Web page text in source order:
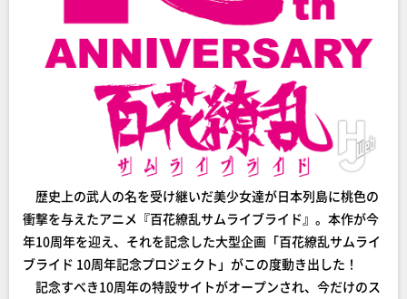
歴史上の武人の名を受け継いだ美少女達が日本列島に桃色の
衝撃を与えたアニメ『百花繚乱サムライブライド』。本作が今
年10周年を迎え、それを記念した大型企画「百花繚乱サムライ
ブライド 10周年記念プロジェクト」がこの度動き出した！
記念すべき10周年の特設サイトがオープンされ、今だけのス